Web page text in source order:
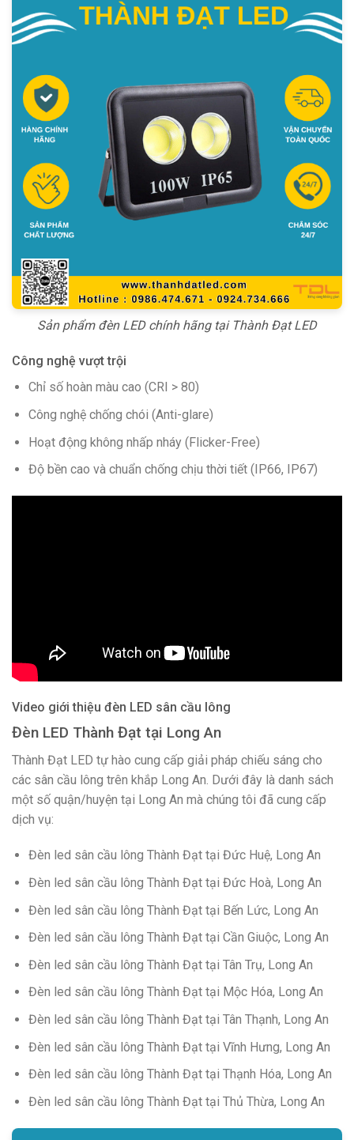
Sản phẩm đèn LED chính hãng tại Thành Đạt LED
Công nghệ vượt trội
Chỉ số hoàn màu cao (CRI > 80)
Công nghệ chống chói (Anti-glare)
Hoạt động không nhấp nháy (Flicker-Free)
Độ bền cao và chuẩn chống chịu thời tiết (IP66, IP67)
Video giới thiệu đèn LED sân cầu lông
Đèn LED Thành Đạt tại Long An
Thành Đạt LED tự hào cung cấp giải pháp chiếu sáng cho
các sân cầu lông trên khắp Long An. Dưới đây là danh sách
một số quận/huyện tại Long An mà chúng tôi đã cung cấp
dịch vụ:
Đèn led sân cầu lông Thành Đạt tại Đức Huệ, Long An
Đèn led sân cầu lông Thành Đạt tại Đức Hoà, Long An
Đèn led sân cầu lông Thành Đạt tại Bến Lức, Long An
Đèn led sân cầu lông Thành Đạt tại Cần Giuộc, Long An
Đèn led sân cầu lông Thành Đạt tại Tân Trụ, Long An
Đèn led sân cầu lông Thành Đạt tại Mộc Hóa, Long An
Đèn led sân cầu lông Thành Đạt tại Tân Thạnh, Long An
Đèn led sân cầu lông Thành Đạt tại Vĩnh Hưng, Long An
Đèn led sân cầu lông Thành Đạt tại Thạnh Hóa, Long An
Đèn led sân cầu lông Thành Đạt tại Thủ Thừa, Long An